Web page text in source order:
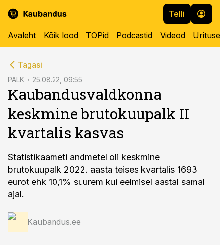
Telli
Avaleht Kõik lood TOPid Podcastid Videod
Tagasi
PALK 25.08.22, 09:55
Kaubandusvaldkonna
keskmine brutokuupalk II
kvartalis kasvas
Statistikaameti andmetel oli keskmine
brutokuupalk 2022. aasta teises kvartalis 1693
eurot ehk 10,1% suurem kui eelmisel aastal samal
ajal.
Kaubandus.ee